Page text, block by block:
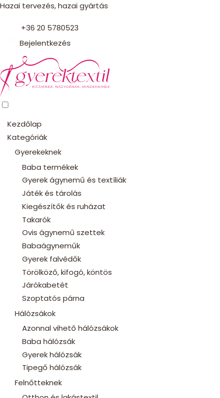
Hazai tervezés, hazai gyártás
+36 20 5780523
Bejelentkezés
Kezdőlap
Kategóriák
Gyerekeknek
Baba termékek
Gyerek ágynemű és textíliák
Játék és tárolás
Kiegészítők és ruházat
Takarók
Ovis ágynemű szettek
Babaágyneműk
Gyerek falvédők
Törölköző, kifogó, köntös
Járókabetét
Szoptatós párna
Hálózsákok
Azonnal vihető hálózsákok
Baba hálózsák
Gyerek hálózsák
Tipegő hálózsák
Felnőtteknek